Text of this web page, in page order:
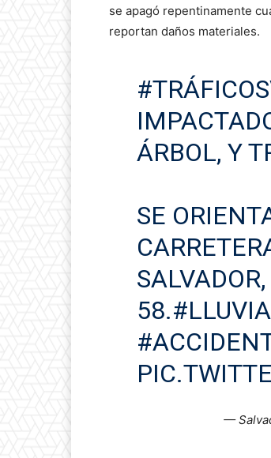
se apagó repentinamente
reportan daños materiales.
ÁRBOL, Y
SE
58.
—